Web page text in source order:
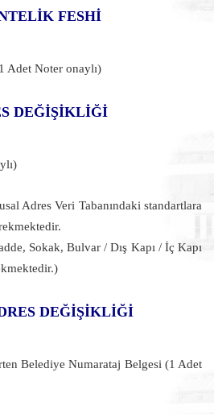
FESHİ
Adet Noter onaylı)
DEĞİŞİKLİĞİ
Adres Veri Tabanındaki standartlara
Sokak, Bulvar / Dış Kapı / İç Kapı
DEĞİŞİKLİĞİ
Belediye Numarataj Belgesi (1 Adet